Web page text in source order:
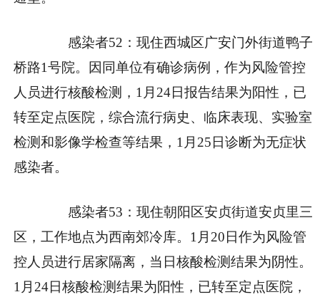
感染者52：现住西城区广安门外街道鸭子
桥路1号院。因同单位有确诊病例，作为风险管控
人员进行核酸检测，1月24日报告结果为阳性，已
转至定点医院，综合流行病史、临床表现、实验室
检测和影像学检查等结果，1月25日诊断为无症状
感染者。
感染者53：现住朝阳区安贞街道安贞里三
区，工作地点为西南郊冷库。1月20日作为风险管
控人员进行居家隔离，当日核酸检测结果为阴性。
1月24日核酸检测结果为阳性，已转至定点医院，